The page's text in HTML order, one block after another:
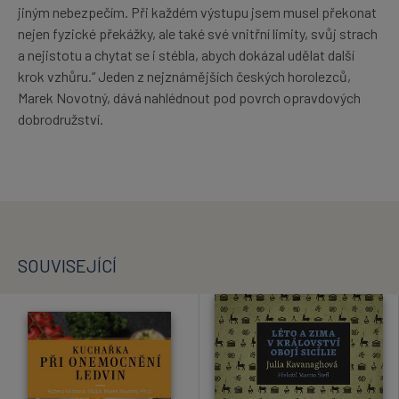
jiným nebezpečím. Při každém výstupu jsem musel překonat
nejen fyzické překážky, ale také své vnitřní limity, svůj strach
a nejistotu a chytat se i stébla, abych dokázal udělat další
krok vzhůru.“ Jeden z nejznámějších českých horolezců,
Marek Novotný, dává nahlédnout pod povrch opravdových
dobrodružství.
SOUVISEJÍCÍ